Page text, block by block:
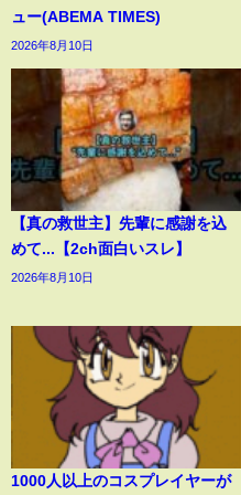
ュー(ABEMA TIMES)
2026年8月10日
【真の救世主】先輩に感謝を込
めて...【2ch面白いスレ】
2026年8月10日
1000人以上のコスプレイヤーが